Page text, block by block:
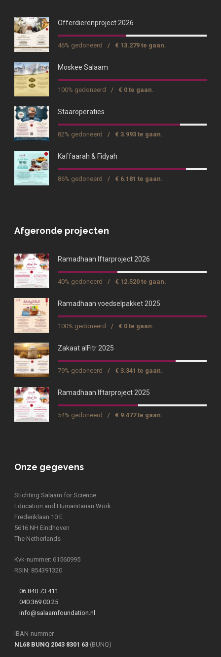
Offerdierenproject 2026
46% gedoneerd / € 13.279 te gaan.
Moskee Salaam
100% gedoneerd / € 0 te gaan.
Staaroperaties
82% gedoneerd / € 3.993 te gaan.
Kaffaarah & Fidyah
86% gedoneerd / € 6.181 te gaan.
Afgeronde projecten
Ramadhaan Iftarproject 2026
40% gedoneerd / € 12.520 te gaan.
Ramadhaan voedselpakket 2025
100% gedoneerd / € 0 te gaan.
Zakaat alFitr 2025
79% gedoneerd / € 3.341 te gaan.
Ramadhaan Iftarproject 2025
54% gedoneerd / € 9.477 te gaan.
Onze gegevens
Stichting Salaam for Science
Education and Humanitarian Work
Frederiklaan 10 E
5616 NH Eindhoven
The Netherlands
Kvk-nummer: 61560995
RSIN: 854391320
06 840 73 411
040 369 00 25
info@salaamfoundation.nl
IBAN-nummer
NL68 BUNQ 2043 8301 63 (BUNQ)